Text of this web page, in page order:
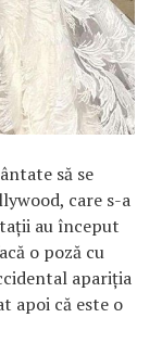
să se
care s-a
au început
o poză cu
apariția
apoi că este o